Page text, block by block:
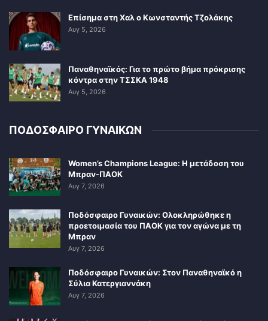
Επίσημα στη Χαλ ο Κωνσταντής Τζολάκης
Αυγ 5, 2026
Παναθηναϊκός: Για το πρώτο βήμα πρόκρισης
κόντρα στην ΤΣΣΚΑ 1948
Αυγ 5, 2026
ΠΟΔΟΣΦΑΙΡΟ ΓΥΝΑΙΚΩΝ
Women’s Champions League: Η μετάδοση του
Μπραν-ΠΑΟΚ
Αυγ 7, 2026
Ποδόσφαιρο Γυναικών: Ολοκληρώθηκε η
προετοιμασία του ΠΑΟΚ για τον αγώνα με τη
Μπραν
Αυγ 7, 2026
Ποδόσφαιρο Γυναικών: Στον Παναθηναϊκό η
Σύλια Κατεργιαννάκη
Αυγ 7, 2026